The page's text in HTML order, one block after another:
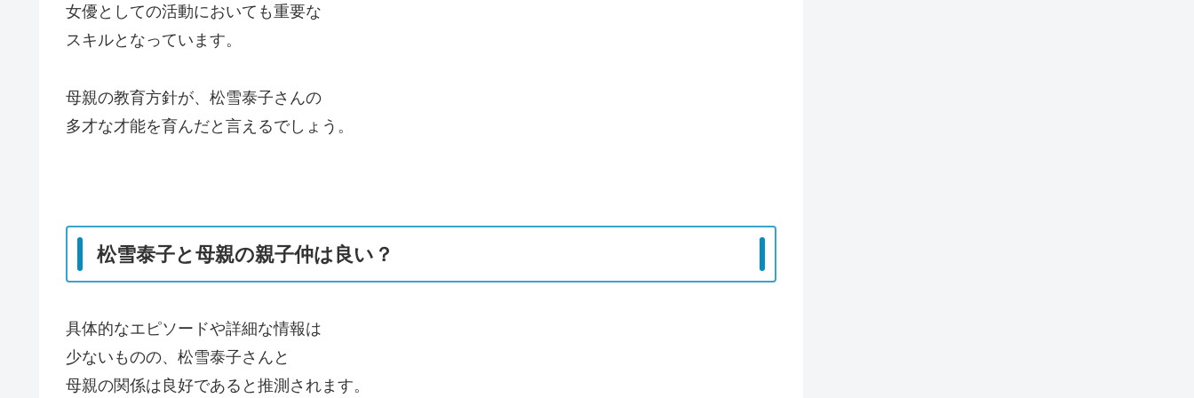
女優としての活動においても重要な
スキルとなっています。
母親の教育方針が、松雪泰子さんの
多才な才能を育んだと言えるでしょう。
松雪泰子と母親の親子仲は良い？
具体的なエピソードや詳細な情報は
少ないものの、松雪泰子さんと
母親の関係は良好であると推測されます。